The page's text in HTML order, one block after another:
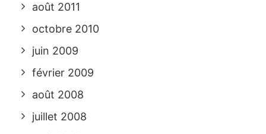
août 2011
octobre 2010
juin 2009
février 2009
août 2008
juillet 2008